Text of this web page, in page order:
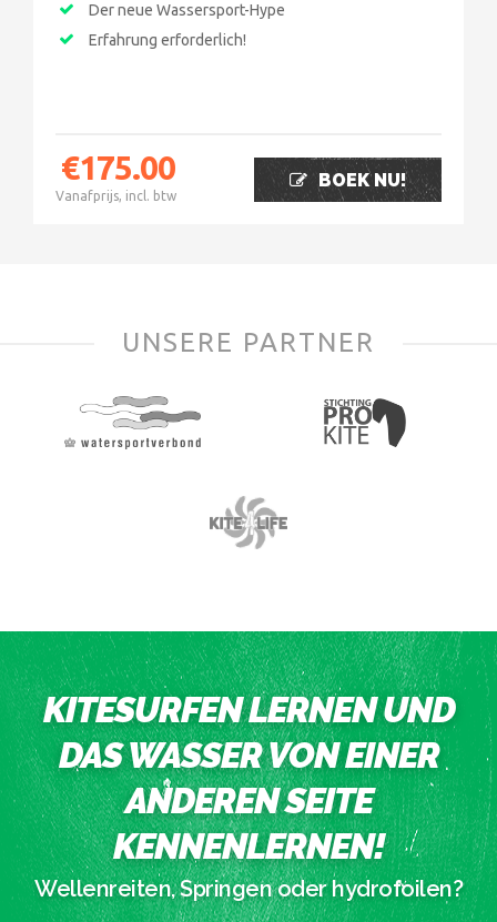
Der neue Wassersport-Hype
Erfahrung erforderlich!
€175.00
Vanafprijs, incl. btw
BOEK NU!
UNSERE PARTNER
KITESURFEN LERNEN UND
DAS WASSER VON EINER
ANDEREN SEITE
KENNENLERNEN!
Wellenreiten, Springen oder hydrofoilen?